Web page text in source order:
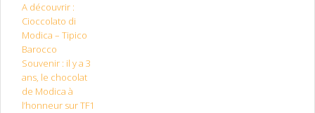
A découvrir :
Cioccolato di
Modica – Tipico
Barocco
Souvenir : il y a 3
ans, le chocolat
de Modica à
l’honneur sur TF1